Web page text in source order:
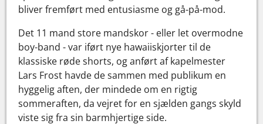
bliver fremført med entusiasme og gå-på-mod.
Det 11 mand store mandskor - eller let overmodne
boy-band - var iført nye hawaiiskjorter til de
klassiske røde shorts, og anført af kapelmester
Lars Frost havde de sammen med publikum en
hyggelig aften, der mindede om en rigtig
sommeraften, da vejret for en sjælden gangs skyld
viste sig fra sin barmhjertige side.